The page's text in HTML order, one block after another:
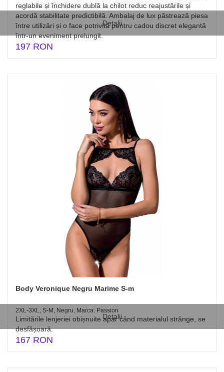
Detalii
reglabile și închidere dublă la chilot reduc reajustările și
acordă stabilitate predictibilă. Ambalaj de lux păstrează piesa
între utilizări și o face potrivită pentru cadou discret elegantă
într-un eveniment prelungit.
197 RON
Detalii
Body Veronique Negru Marime S-m
2XL-3XL, S-M, Negru, Marca: Passion
Limitările lenjeriei obișnuite apar când materialul strânge, se
desfășoară.
167 RON